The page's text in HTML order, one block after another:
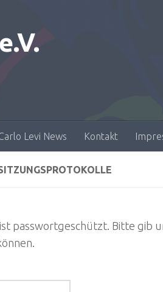
Levi News Kontakt
passwortgeschützt. Bitte gib